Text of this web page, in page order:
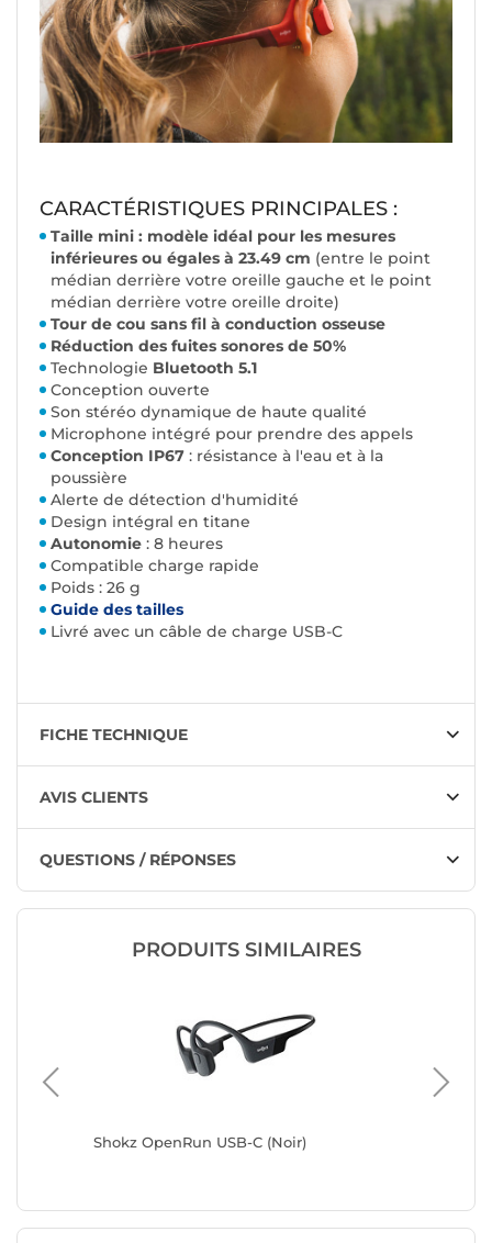
CARACTÉRISTIQUES PRINCIPALES :
Taille mini : modèle idéal pour les mesures
inférieures ou égales à 23.49 cm (entre le point
médian derrière votre oreille gauche et le point
médian derrière votre oreille droite)
Tour de cou sans fil à conduction osseuse
Réduction des fuites sonores de 50%
Technologie Bluetooth 5.1
Conception ouverte
Son stéréo dynamique de haute qualité
Microphone intégré pour prendre des appels
Conception IP67 : résistance à l'eau et à la
poussière
Alerte de détection d'humidité
Design intégral en titane
Autonomie : 8 heures
Compatible charge rapide
Poids : 26 g
Guide des tailles
Livré avec un câble de charge USB-C
FICHE TECHNIQUE
AVIS CLIENTS
QUESTIONS / RÉPONSES
PRODUITS SIMILAIRES
Shokz OpenRun USB-C (Noir)